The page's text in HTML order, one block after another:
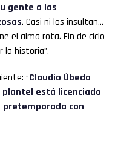
gente a las
. Casi ni los insultan…
el alma rota. Fin de ciclo
la historia”.
“Claudio Úbeda
plantel está licenciado
pretemporada con